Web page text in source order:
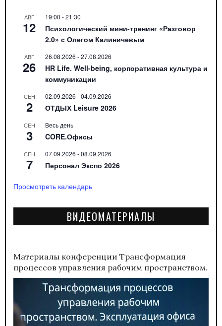
АВГ
12
19:00 -21:30
Психологический мини-тренинг «Разговор
2.0» с Олегом Калиничевым
АВГ
26
26.08.2026 -27.08.2026
HR Life. Well-being, корпоративная культура и
коммуникации
СЕН
2
02.09.2026 -04.09.2026
ОТДЫХ Leisure 2026
СЕН
3
Весь день
CORE.Офисы
СЕН
7
07.09.2026 -08.09.2026
Персонал Экспо 2026
Просмотреть календарь
ВИДЕОМАТЕРИАЛЫ
Материалы конференции Трансформация
процессов управления рабочим пространством.